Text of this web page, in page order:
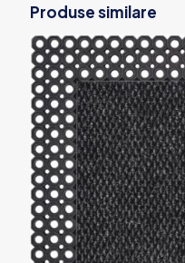
Produse similare